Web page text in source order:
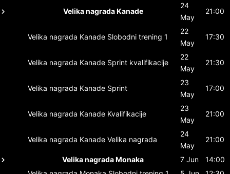
Velika nagrada Kanade
24
May
21:00
Velika nagrada Kanade Slobodni trening 1
22
May
17:30
Velika nagrada Kanade Sprint kvalifikacije
22
May
21:30
Velika nagrada Kanade Sprint
23
May
17:00
Velika nagrada Kanade Kvalifikacije
23
May
21:00
Velika nagrada Kanade Velika nagrada
24
May
21:00
Velika nagrada Monaka 7 Jun
14:00